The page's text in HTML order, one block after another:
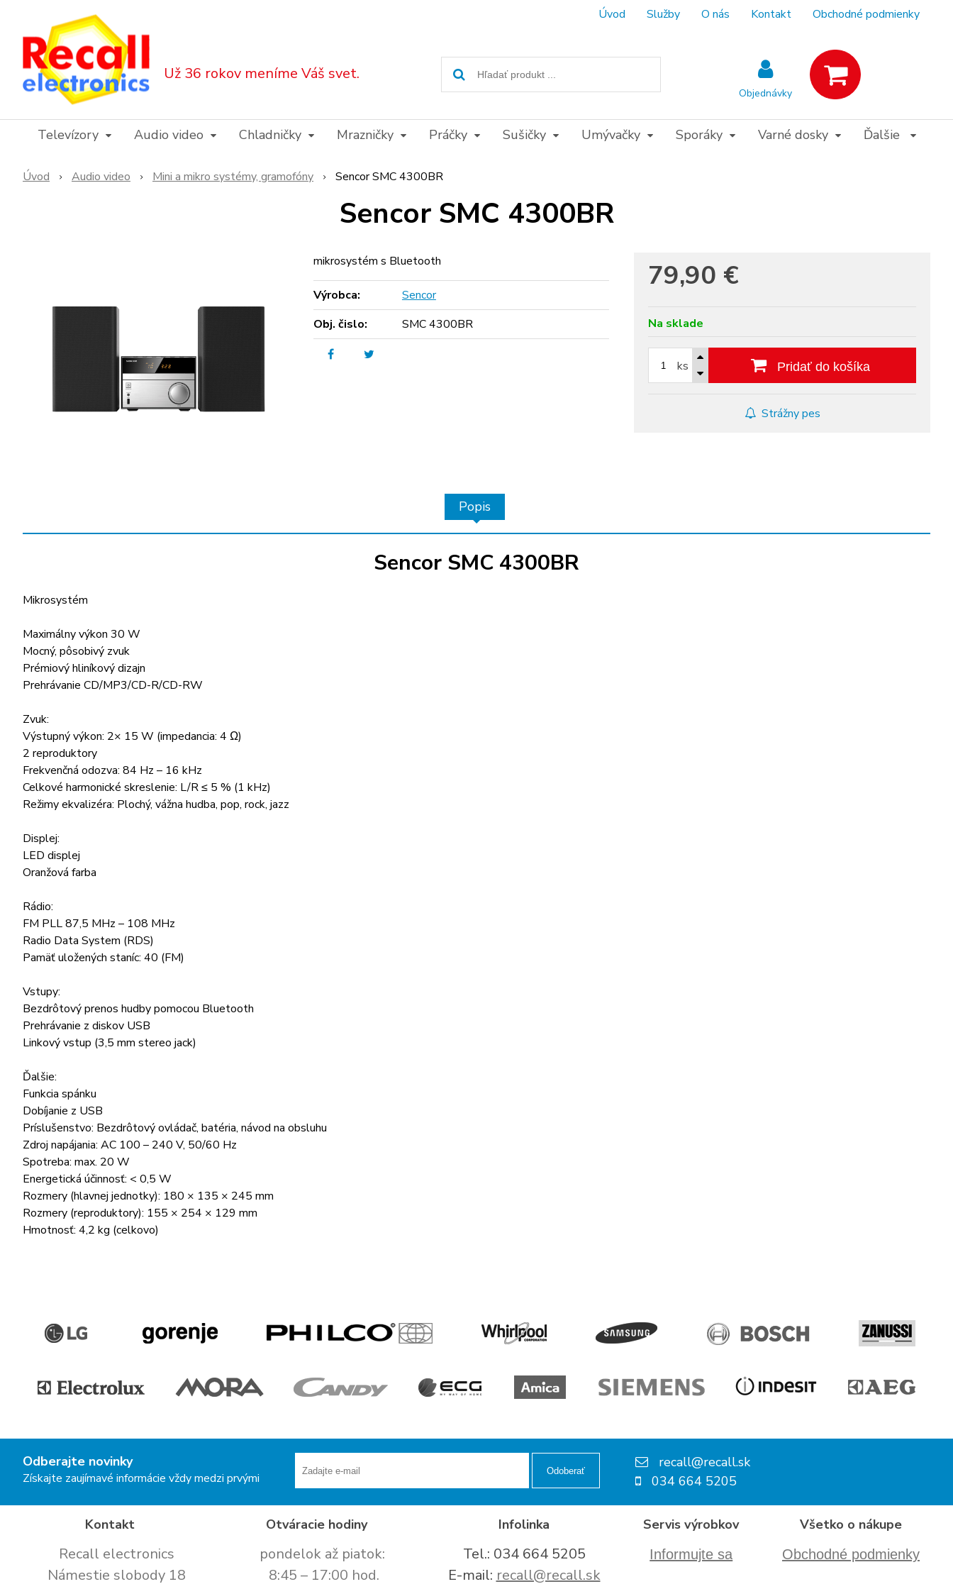
Už 36 rokov meníme Váš svet.
Objednávky
Úvod Služby O nás Kontakt Obchodné podmienky
Úvod Audio video Mini a mikro systémy, gramofóny Sencor SMC 4300BR
Sencor SMC 4300BR
79,90 €
Na sklade
ks Pridať do košíka
Strážny pes
mikrosystém s Bluetooth
Výrobca:
Sencor
Obj. čislo:
SMC 4300BR
Popis
Sencor SMC 4300BR
Mikrosystém
Maximálny výkon 30 W
Mocný, pôsobivý zvuk
Prémiový hliníkový dizajn
Prehrávanie CD/MP3/CD-R/CD-RW
Zvuk:
Výstupný výkon: 2× 15 W (impedancia: 4 Ω)
2 reproduktory
Frekvenčná odozva: 84 Hz – 16 kHz
Celkové harmonické skreslenie: L/R ≤ 5 % (1 kHz)
Režimy ekvalizéra: Plochý, vážna hudba, pop, rock, jazz
Displej:
LED displej
Oranžová farba
Rádio:
FM PLL 87,5 MHz – 108 MHz
Radio Data System (RDS)
Pamäť uložených staníc: 40 (FM)
Vstupy:
Bezdrôtový prenos hudby pomocou Bluetooth
Prehrávanie z diskov USB
Linkový vstup (3,5 mm stereo jack)
Ďalšie:
Funkcia spánku
Dobíjanie z USB
Príslušenstvo: Bezdrôtový ovládač, batéria, návod na obsluhu
Zdroj napájania: AC 100 – 240 V, 50/60 Hz
Spotreba: max. 20 W
Energetická účinnosť: < 0,5 W
Rozmery (hlavnej jednotky): 180 × 135 × 245 mm
Rozmery (reproduktory): 155 × 254 × 129 mm
Hmotnosť: 4,2 kg (celkovo)
Televízory Audio video Chladničky Mrazničky Práčky Sušičky Umývačky Sporáky Varné dosky Ďalšie
Odberajte novinky
Získajte zaujímavé informácie vždy medzi prvými Odoberať
recall@recall.sk
034 664 5205
Kontakt
Recall electronics
Námestie slobody 18
Otváracie hodiny
pondelok až piatok:
8:45 – 17:00 hod.
Infolinka
Tel.: 034 664 5205
E-mail: recall@recall.sk
Servis výrobkov
Informujte sa
Všetko o nákupe
Obchodné podmienky